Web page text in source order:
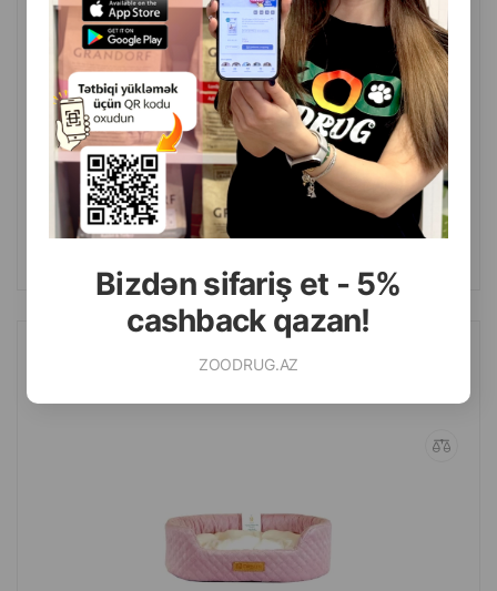
Bizdən sifariş et - 5%
cashback qazan!
ZOODRUG.AZ
(0 Rəylər)
Çəki
Almaq
1 ədəd
Casur heyvan yatağı orta ölçülü cins pişiklər və itlər üçün uyğundur